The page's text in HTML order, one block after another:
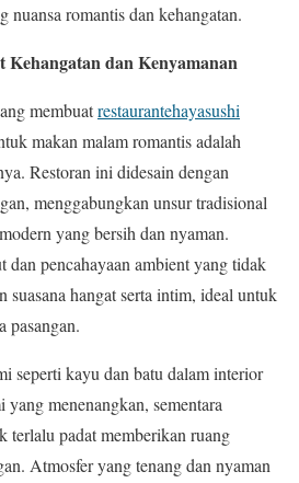
nuansa romantis dan kehangatan.
Kehangatan dan Kenyamanan
membuatrestaurantehayasushi
makan malam romantis adalah
Restoran ini didesain dengan
menggabungkan unsur tradisional
yang bersih dan nyaman.
dan pencahayaan ambient yang tidak
suasana hangat serta intim, ideal untuk
pasangan.
seperti kayu dan batu dalam interior
yang menenangkan, sementara
terlalu padat memberikan ruang
Atmosfer yang tenang dan nyaman